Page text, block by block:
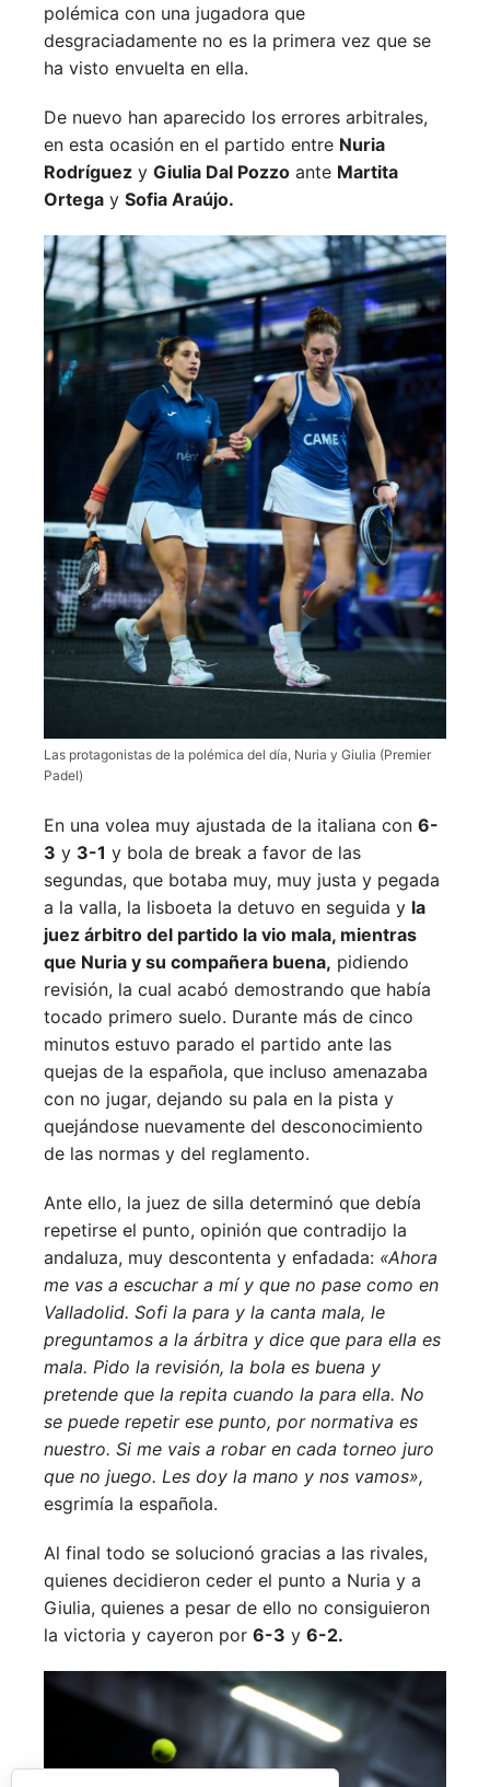
polémica con una jugadora que
desgraciadamente no es la primera vez que se
ha visto envuelta en ella.
De nuevo han aparecido los errores arbitrales,
en esta ocasión en el partido entre Nuria
Rodríguez y Giulia Dal Pozzo ante Martita
Ortega y Sofia Araújo.
Las protagonistas de la polémica del día, Nuria y Giulia (Premier
Padel)
En una volea muy ajustada de la italiana con 6-
3 y 3-1 y bola de break a favor de las
segundas, que botaba muy, muy justa y pegada
a la valla, la lisboeta la detuvo en seguida y la
juez árbitro del partido la vio mala, mientras
que Nuria y su compañera buena, pidiendo
revisión, la cual acabó demostrando que había
tocado primero suelo. Durante más de cinco
minutos estuvo parado el partido ante las
quejas de la española, que incluso amenazaba
con no jugar, dejando su pala en la pista y
quejándose nuevamente del desconocimiento
de las normas y del reglamento.
Ante ello, la juez de silla determinó que debía
repetirse el punto, opinión que contradijo la
andaluza, muy descontenta y enfadada: «Ahora
me vas a escuchar a mí y que no pase como en
Valladolid. Sofi la para y la canta mala, le
preguntamos a la árbitra y dice que para ella es
mala. Pido la revisión, la bola es buena y
pretende que la repita cuando la para ella. No
se puede repetir ese punto, por normativa es
nuestro. Si me vais a robar en cada torneo juro
que no juego. Les doy la mano y nos vamos»,
esgrimía la española.
Al final todo se solucionó gracias a las rivales,
quienes decidieron ceder el punto a Nuria y a
Giulia, quienes a pesar de ello no consiguieron
la victoria y cayeron por 6-3 y 6-2.